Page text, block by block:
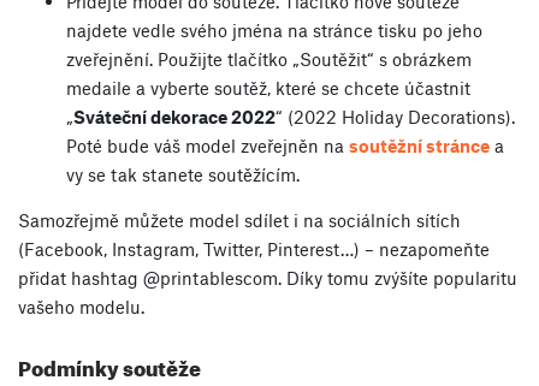
najdete vedle svého jména na stránce tisku po jeho
zveřejnění. Použijte tlačítko „Soutěžit“ s obrázkem
medaile a vyberte soutěž, které se chcete účastnit
„Sváteční dekorace 2022“ (2022 Holiday Decorations).
Poté bude váš model zveřejněn na soutěžní stránce a
vy se tak stanete soutěžícím.
Samozřejmě můžete model sdílet i na sociálních sítích
(Facebook, Instagram, Twitter, Pinterest…) – nezapomeňte
přidat hashtag @printablescom. Díky tomu zvýšíte popularitu
vašeho modelu.
Podmínky soutěže